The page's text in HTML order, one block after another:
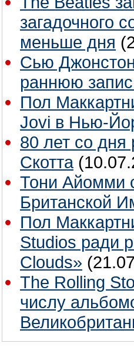
загадочного
меньше дня
Сью
раннюю
Пол
Jovi в Нью-
80 лет со
Скотта
Тони Айомми
Британской
Пол
Studios ради
Clouds»
The Rolling
числу